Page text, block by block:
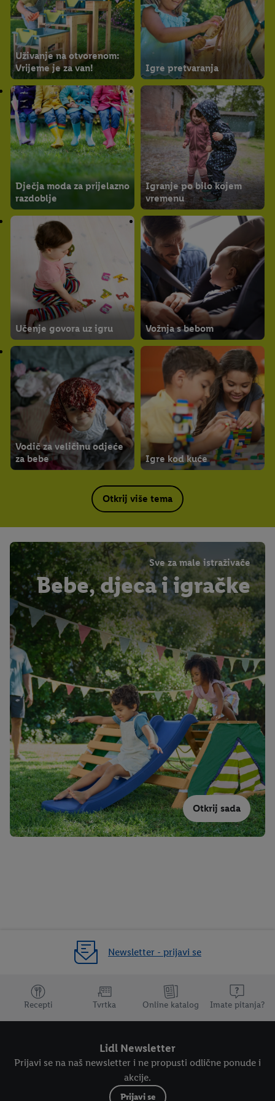
Uživanje na otvorenom:
Vrijeme je za van!
Igre pretvaranja
Dječja moda za prijelazno
razdoblje
Igranje po bilo kojem
vremenu
Učenje govora uz igru Vožnja s bebom
Vodič za veličinu odjeće
za bebe
Igre kod kuće
Otkrij više tema
Sve za male istraživače
Bebe, djeca i igračke
Otkrij sada
Newsletter - prijavi se
Dodatne teme
Recepti Tvrtka Online katalog Imate pitanja?
Lidl Newsletter
Prijavi se na naš newsletter i ne propusti odlične ponude i
akcije.
Prijavi se